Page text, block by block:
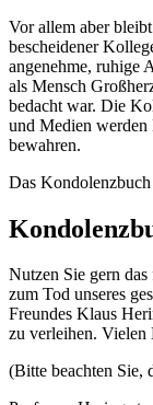
Vor allem aber
bescheidener
angenehme, ruhige
als Mensch
bedacht war. Die
und Medien werden
bewahren.
Das
Nutzen Sie gern
zum Tod unseres
Freundes Klaus
zu verleihen. Vielen
(Bitte beachten Sie,